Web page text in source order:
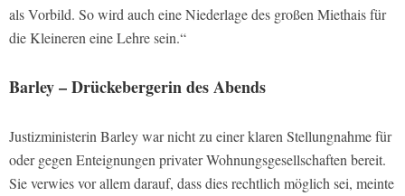
als Vorbild. So wird auch eine Niederlage des großen Miethais für
die Kleineren eine Lehre sein.“
Barley – Drückebergerin des Abends
Justizministerin Barley war nicht zu einer klaren Stellungnahme für
oder gegen Enteignungen privater Wohnungsgesellschaften bereit.
Sie verwies vor allem darauf, dass dies rechtlich möglich sei, meinte